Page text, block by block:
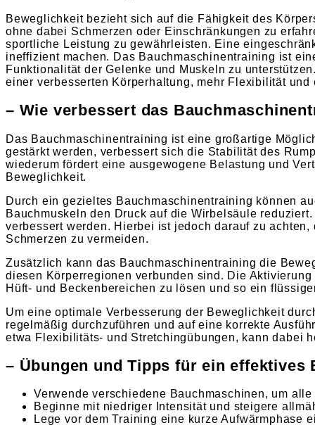
Beweglichkeit bezieht sich auf die Fähigkeit des
ohne dabei Schmerzen oder Einschränkungen zu
sportliche Leistung zu gewährleisten. Eine
ineffizient machen. Das Bauchmaschinentraining ist
Funktionalität der Gelenke und Muskeln zu
einer verbesserten Körperhaltung, mehr Flexibilität
– Wie verbessert das
Das Bauchmaschinentraining ist eine großartige
gestärkt werden, verbessert sich die Stabilität des
wiederum fördert eine ausgewogene Belastung und
Beweglichkeit.
Durch ein gezieltes Bauchmaschinentraining können
Bauchmuskeln den Druck auf die Wirbelsäule
verbessert werden. Hierbei ist jedoch darauf zu
Schmerzen zu vermeiden.
Zusätzlich kann das Bauchmaschinentraining die
diesen Körperregionen verbunden sind. Die
Hüft- und Beckenbereichen zu lösen und so ein
Um eine optimale Verbesserung der Beweglichkeit
regelmäßig durchzuführen und auf eine korrekte
etwa Flexibilitäts- und Stretchingübungen, kann dabei
– Übungen und Tipps für ein effektives
Verwende verschiedene Bauchmaschinen, um
Beginne mit niedriger Intensität und steigere
Lege vor dem Training eine kurze Aufwärmphase